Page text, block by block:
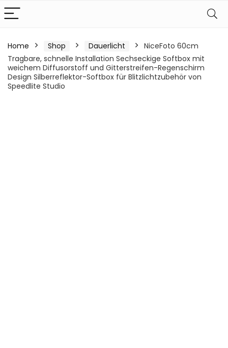
Home Shop Dauerlicht
NiceFoto 60cm
Tragbare, schnelle Installation Sechseckige Softbox mit
weichem Diffusorstoff und Gitterstreifen-Regenschirm
Design Silberreflektor-Softbox für Blitzlichtzubehör von
Speedlite Studio